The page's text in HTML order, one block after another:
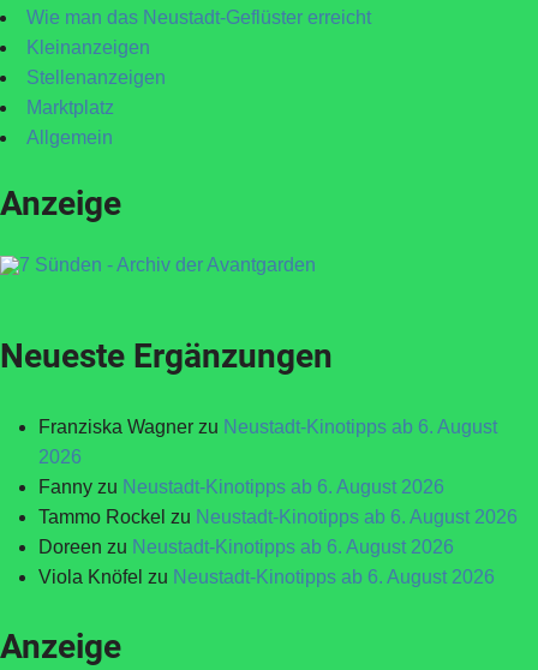
Wie man das Neustadt-Geflüster erreicht
Kleinanzeigen
Stellenanzeigen
Marktplatz
Allgemein
Anzeige
Neueste Ergänzungen
Franziska Wagner zu Neustadt-Kinotipps ab 6. August
2026
Fanny zu Neustadt-Kinotipps ab 6. August 2026
Tammo Rockel zu Neustadt-Kinotipps ab 6. August 2026
Doreen zu Neustadt-Kinotipps ab 6. August 2026
Viola Knöfel zu Neustadt-Kinotipps ab 6. August 2026
Anzeige